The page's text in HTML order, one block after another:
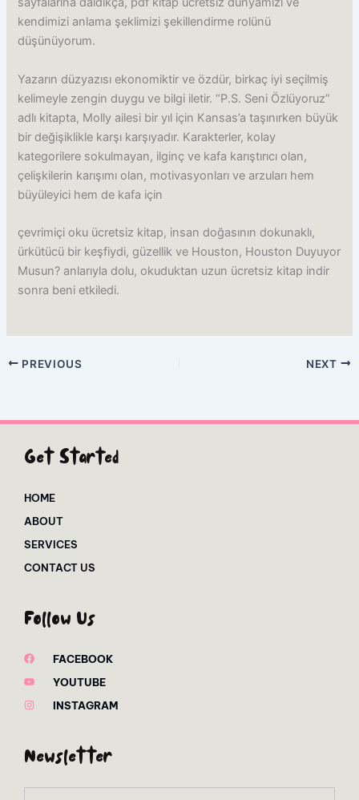
kendimizi anlama şeklimizi şekillendirme rolünü
düşünüyorum.
Yazarın düzyazısı ekonomiktir ve özdür, birkaç iyi seçilmiş
kelimeyle zengin duygu ve bilgi iletir. “P.S. Seni Özlüyoruz”
adlı kitapta, Molly ailesi bir yıl için Kansas’a taşınırken büyük
bir değişiklikle karşı karşıyadır. Karakterler, kolay
kategorilere sokulmayan, ilginç ve kafa karıştırıcı olan,
çelişkilerin karışımı olan, motivasyonları ve arzuları hem
büyüleyici hem de kafa için
çevrimiçi oku ücretsiz kitap, insan doğasının dokunaklı,
ürkütücü bir keşfiydi, güzellik ve Houston, Houston Duyuyor
Musun? anlarıyla dolu, okuduktan uzun ücretsiz kitap indir
sonra beni etkiledi.
PREVIOUS NEXT
Get Started
HOME
ABOUT
SERVICES
CONTACT US
Follow Us
FACEBOOK
YOUTUBE
INSTAGRAM
Newsletter